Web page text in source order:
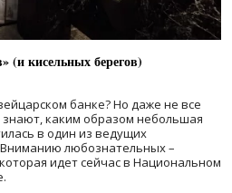
(и кисельных берегов)
банке? Но даже не все
знают, каким образом небольшая
в один из ведущих
любознательных –
идет сейчас в Национальном